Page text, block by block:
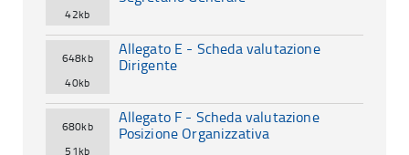
42kb
648kb
40kb
Allegato E - Scheda valutazione
Dirigente
680kb
51kb
Allegato F - Scheda valutazione
Posizione Organizzativa